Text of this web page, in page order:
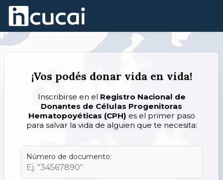
Skip to Main Content
¡Vos podés donar vida en vida!
Inscribirse en el Registro Nacional de
Donantes de Células Progenitoras
Hematopoyéticas (CPH) es el primer paso
para salvar la vida de alguien que te necesita:
Número de documento: